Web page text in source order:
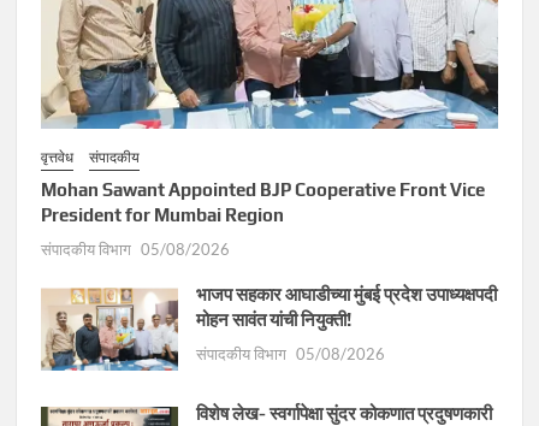
वृत्तवेध संपादकीय
Mohan Sawant Appointed BJP Cooperative Front Vice
President for Mumbai Region
संपादकीय विभाग 05/08/2026
भाजप सहकार आघाडीच्या मुंबई प्रदेश उपाध्यक्षपदी
मोहन सावंत यांची नियुक्ती!
संपादकीय विभाग 05/08/2026
विशेष लेख- स्वर्गापेक्षा सुंदर कोकणात प्रदुषणकारी